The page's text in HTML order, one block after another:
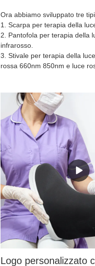
Ora abbiamo sviluppato tre
1. Scarpa per terapia della
2. Pantofola per terapia della
infrarosso.
3. Stivale per terapia della
rossa 660nm 850nm e luce
Logo personalizzato